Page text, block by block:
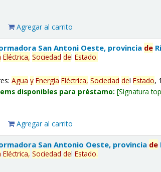
Agregar al carrito
San Antoni Oeste, provincia de
Eléctrica, Sociedad delEstado.
Agua y Energía Eléctrica, Sociedad delEstado,
disponibles para préstamo: Signatura
Agregar al carrito
San Antonio Oeste, provincia de
Eléctrica, Sociedad delEstado.